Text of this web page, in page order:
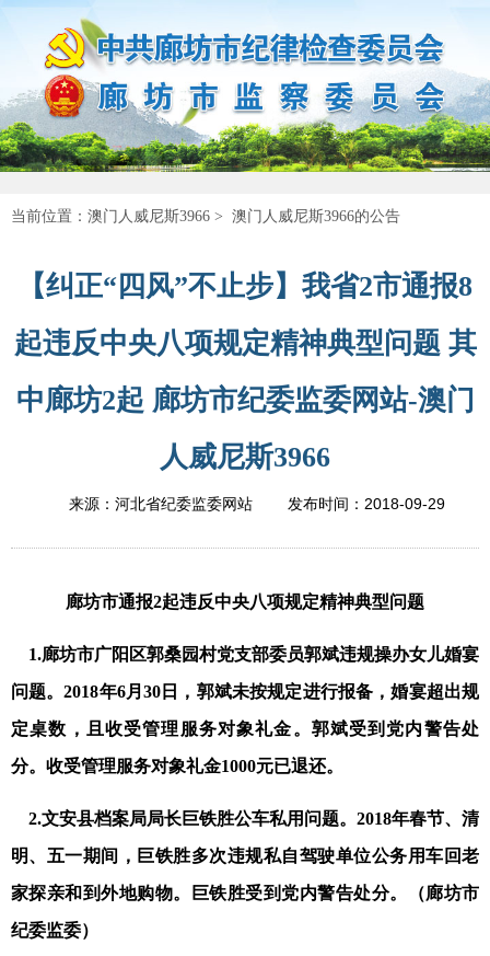
当前位置： 澳门人威尼斯3966 > 澳门人威尼斯3966的公告
【纠正“四风”不止步】我省2市通报8
起违反中央八项规定精神典型问题 其
中廊坊2起 廊坊市纪委监委网站-澳门
人威尼斯3966
来源：河北省纪委监委网站 发布时间： 2018-09-29
廊坊市通报2起违反中央八项规定精神典型问题
1.廊坊市广阳区郭桑园村党支部委员郭斌违规操办女儿婚宴
问题。2018年6月30日，郭斌未按规定进行报备，婚宴超出规
定桌数，且收受管理服务对象礼金。郭斌受到党内警告处
分。收受管理服务对象礼金1000元已退还。
2.文安县档案局局长巨铁胜公车私用问题。 2018年春节、清
明、五一期间，巨铁胜多次违规私自驾驶单位公务用车回老
家探亲和到外地购物。巨铁胜受到党内警告处分。（廊坊市
纪委监委）